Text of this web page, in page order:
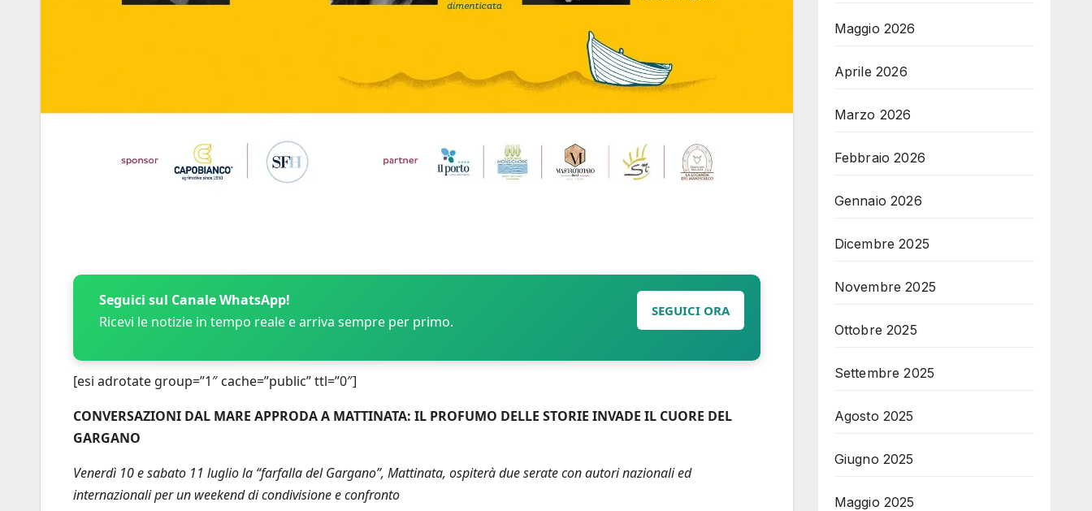
Seguici sul Canale WhatsApp!
Ricevi le notizie in tempo reale e arriva sempre per primo.
SEGUICI ORA
[esi adrotate group=”1″ cache=”public” ttl=”0″]
CONVERSAZIONI DAL MARE APPRODA A MATTINATA: IL PROFUMO DELLE STORIE INVADE IL CUORE DEL
GARGANO
Venerdì 10 e sabato 11 luglio la “farfalla del Gargano”, Mattinata, ospiterà due serate con autori nazionali ed
internazionali per un weekend di condivisione e confronto
Maggio 2026
Aprile 2026
Marzo 2026
Febbraio 2026
Gennaio 2026
Dicembre 2025
Novembre 2025
Ottobre 2025
Settembre 2025
Agosto 2025
Giugno 2025
Maggio 2025